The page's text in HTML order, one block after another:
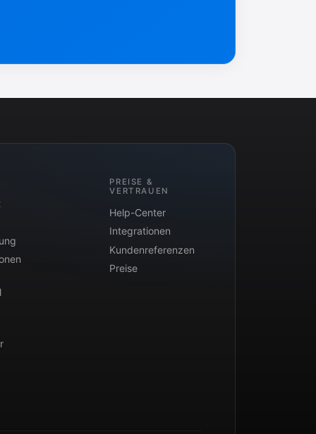
PREISE &
VERTRAUEN
Help-Center
Integrationen
Kundenreferenzen
Preise